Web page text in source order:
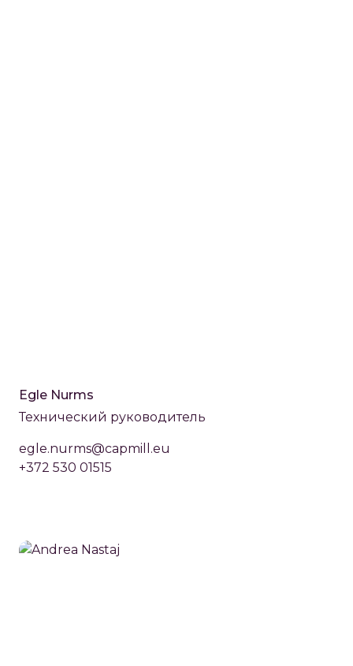
Egle Nurms
Технический руководитель
egle.nurms@capmill.eu
+372 530 01515